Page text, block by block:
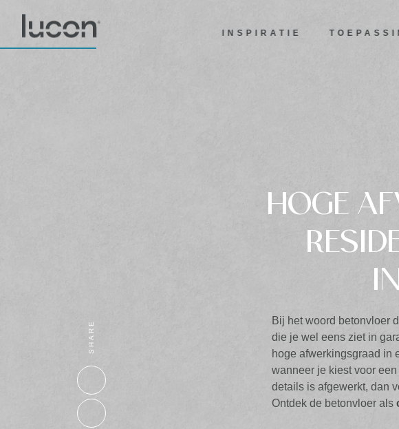
INSPIRATIE
HOGE
Bij het woord betonvloer
die je wel eens ziet in
hoge afwerkingsgraad in
wanneer je kiest voor een
details is afgewerkt, dan
Ontdek de betonvloer als
SHARE